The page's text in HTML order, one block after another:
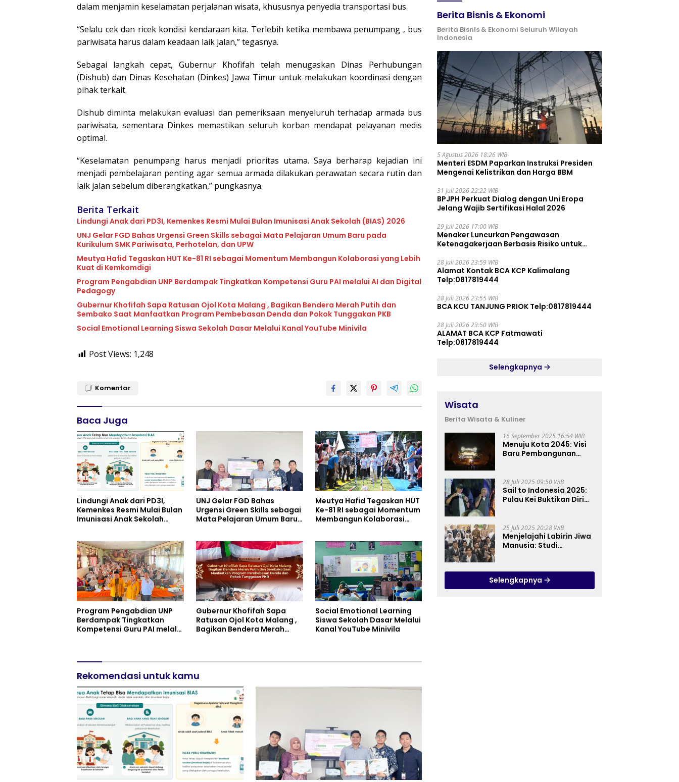
dalam menjamin keselamatan perjalanan wisata, khususnya penyedia transportasi bus.
“Selalu cek dan ricek kondisi kendaraan kita. Terlebih ketika membawa penumpang , bus
pariwisata harus dalam keadaan laik jalan,” tegasnya.
Sebagai langkah cepat, Gubernur Khofifah telah menugaskan Dinas Perhubungan
(Dishub) dan Dinas Kesehatan (Dinkes) Jawa Timur untuk melakukan koordinasi dengan
pihak terkait.
Dishub diminta melakukan evaluasi dan pemeriksaan menyeluruh terhadap armada bus
pariwisata, sementara Dinkes memastikan seluruh korban mendapat pelayanan medis
optimal.
“Keselamatan penumpang harus menjadi prioritas utama. Saya berharap kejadian ini
menjadi pembelajaran penting agar semua armada dilakukan perawatan secara rutin dan
laik jalan sebelum diberangkatkan,” pungkasnya.
Berita Terkait
Lindungi Anak dari PD3I, Kemenkes Resmi Mulai Bulan Imunisasi Anak Sekolah (BIAS) 2026
UNJ Gelar FGD Bahas Urgensi Green Skills sebagai Mata Pelajaran Umum Baru pada
Kurikulum SMK Pariwisata, Perhotelan, dan UPW
Meutya Hafid Tegaskan HUT Ke-81 RI sebagai Momentum Membangun Kolaborasi yang Lebih
Kuat di Kemkomdigi
Program Pengabdian UNP Berdampak Tingkatkan Kompetensi Guru PAI melalui AI dan Digital
Pedagogy
Gubernur Khofifah Sapa Ratusan Ojol Kota Malang , Bagikan Bendera Merah Putih dan
Sembako Saat Manfaatkan Program Pembebasan Denda dan Pokok Tunggakan PKB
Social Emotional Learning Siswa Sekolah Dasar Melalui Kanal YouTube Minivila
Post Views: 1,248
Komentar
Baca Juga
Lindungi Anak dari PD3I,
Kemenkes Resmi Mulai Bulan
Imunisasi Anak Sekolah
UNJ Gelar FGD Bahas
Urgensi Green Skills sebagai
Mata Pelajaran Umum Baru
UPW
Meutya Hafid Tegaskan HUT
Ke-81 RI sebagai Momentum
Membangun Kolaborasi
Program Pengabdian UNP
Berdampak Tingkatkan
Kompetensi Guru PAI melalui
Gubernur Khofifah Sapa
Ratusan Ojol Kota Malang ,
Bagikan Bendera Merah
Pokok Tunggakan PKB
Social Emotional Learning
Siswa Sekolah Dasar Melalui
Kanal YouTube Minivila
Rekomendasi untuk kamu
Berita Bisnis & Ekonomi
Berita Bisnis & Ekonomi Seluruh Wilayah
Indonesia
5 Agustus 2026 18:26 WIB
Menteri ESDM Paparkan Instruksi Presiden
Mengenai Kelistrikan dan Harga BBM
31 Juli 2026 22:22 WIB
BPJPH Perkuat Dialog dengan Uni Eropa
Jelang Wajib Sertifikasi Halal 2026
29 Juli 2026 17:00 WIB
Menaker Luncurkan Pengawasan
Ketenagakerjaan Berbasis Risiko untuk
28 Juli 2026 23:59 WIB
Alamat Kontak BCA KCP Kalimalang
Telp:0817819444
28 Juli 2026 23:55 WIB
BCA KCU TANJUNG PRIOK Telp:0817819444
28 Juli 2026 23:50 WIB
ALAMAT BCA KCP Fatmawati
Telp:0817819444
Selengkapnya
Wisata
Berita Wisata & Kuliner
16 September 2025 16:54 WIB
Menuju Kota 2045: Visi
Baru Pembangunan
28 Juli 2025 09:50 WIB
Sail to Indonesia 2025:
Pulau Kei Buktikan Diri
25 Juli 2025 20:28 WIB
Menjelajahi Labirin Jiwa
Manusia: Studi
Pandanaran di RSJ
Grhasia
Selengkapnya